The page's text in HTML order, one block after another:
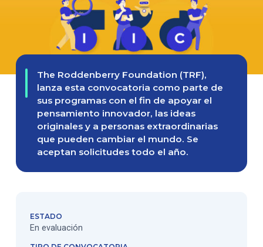
The Roddenberry Foundation (TRF),
lanza esta convocatoria como parte de
sus programas con el fin de apoyar el
pensamiento innovador, las ideas
originales y a personas extraordinarias
que pueden cambiar el mundo. Se
aceptan solicitudes todo el año.
ESTADO
En evaluación